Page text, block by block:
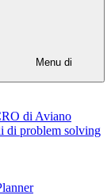
Menu di
di Aviano
di problem solving